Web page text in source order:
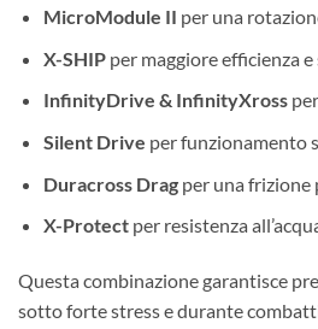
MicroModule II per una
X-SHIPper maggiore efficienza
InfinityDrive & InfinityXross
Silent Drive per funzionamento
Duracross Dragper una frizione
X-Protectper resistenza
Questa combinazione garantisce
sotto forte stress e durante